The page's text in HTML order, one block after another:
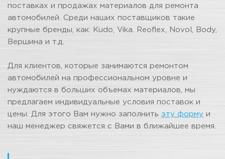
поставках и продажах материалов для ремонта
автомобилей. Среди наших поставщиков такие
крупные бренды, как: Kudo, Vika. Reoflex, Novol, Body,
Вершина и т.д.
Для клиентов, которые занимаются ремонтом
автомобилей на профессиональном уровне и
нуждаются в больших объемах материалов, мы
предлагаем индивидуальные условия поставок и
цены. Для этого Вам нужно заполнить эту форму и
наш менеджер свяжется с Вами в ближайшее время.